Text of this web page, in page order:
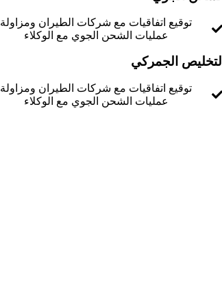
توقيع اتفاقيات مع شركات الطيران ومزاولة
عمليات الشحن الجوي مع الوكلاء
التخليص الجمركي
توقيع اتفاقيات مع شركات الطيران ومزاولة
عمليات الشحن الجوي مع الوكلاء